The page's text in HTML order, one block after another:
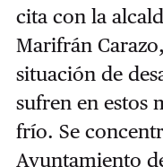
cita con la
Marifrán
situación de
sufren en estos
frío. Se
Ayuntamiento